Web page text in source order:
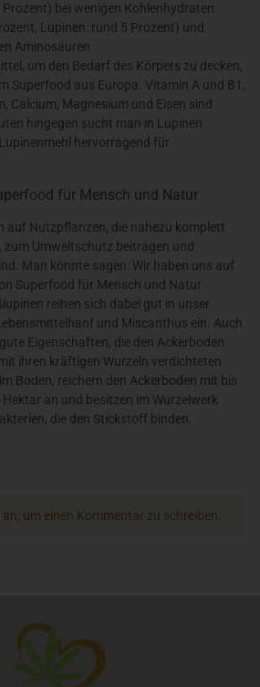
bei wenigen Kohlenhydraten
Lupinen: rund 5 Prozent) und
Aminosäuren.
um den Bedarf des Körpers zu decken,
Superfood aus Europa. Vitamin A und B1,
Calcium, Magnesium und Eisen sind
hingegen sucht man in Lupinen
hervorragend für
für Mensch und Natur
auf Nutzpflanzen, die nahezu komplett
Umweltschutz beitragen und
Man könnte sagen: Wir haben uns auf
Superfood für Mensch und Natur
reihen sich dabei gut in unser
und Miscanthus ein. Auch
Eigenschaften, die den Ackerboden
ihren kräftigen Wurzeln verdichteten
Boden, reichern den Ackerboden mit bis
an und besitzen im Wurzelwerk
die den Stickstoff binden.
um einen Kommentar zu schreiben.